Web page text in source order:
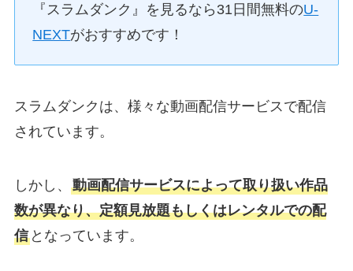
『スラムダンク』を見るなら31日間無料のU-
NEXTがおすすめです！
スラムダンクは、様々な動画配信サービスで配信
されています。
しかし、 動画配信サービスによって取り扱い作品
数が異なり、定額見放題もしくはレンタルでの配
信となっています。